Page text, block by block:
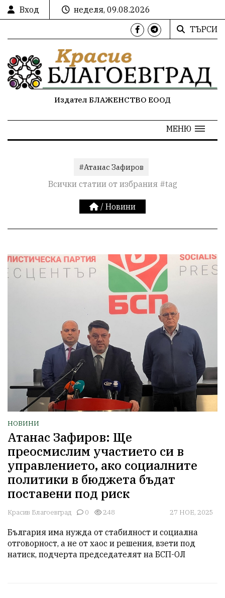
Вход
неделя, 09.08.2026
ТЪРСИ
Издател БЛАЖЕНСТВО ЕООД
МЕНЮ
#Атанас Зафиров
Всички статии от избрания #tag
/ Новини
НОВИНИ
Атанас Зафиров: Ще
преосмислим участието си в
управлението, ако социалните
политики в бюджета бъдат
поставени под риск
Красив Благоевград 0 248 27 НОЕ, 2025
България има нужда от стабилност и социална
отговорност, а не от хаос и решения, взети под
натиск, подчерта председателят на БСП-ОЛ